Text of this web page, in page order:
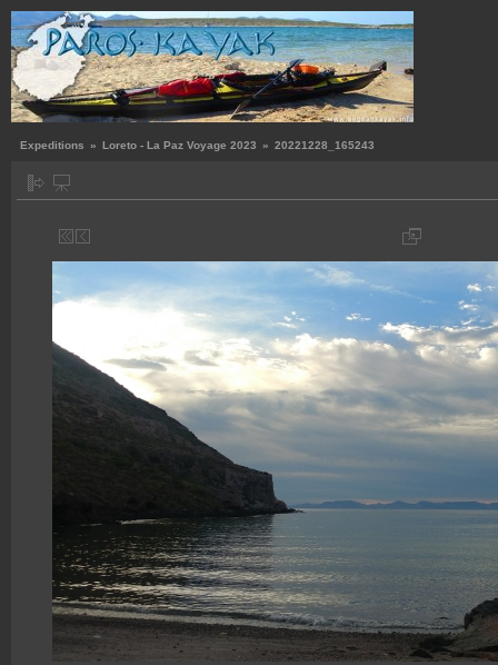
Expeditions » Loreto - La Paz Voyage 2023 » 20221228_165243